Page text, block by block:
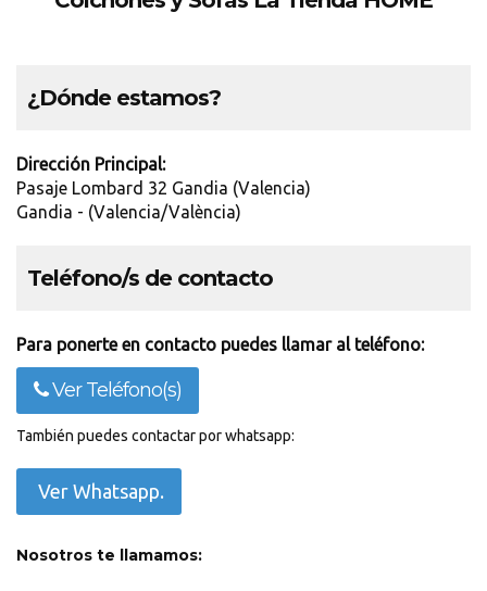
¿Dónde estamos?
Dirección Principal:
Pasaje Lombard 32 Gandia (Valencia)
Gandia - (Valencia/València)
Teléfono/s de contacto
Para ponerte en contacto puedes llamar al teléfono:
Ver Teléfono(s)
También puedes contactar por whatsapp:
Ver Whatsapp.
Nosotros te llamamos: